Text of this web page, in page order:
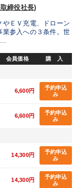
refresh
タイトル）からお探
＆動画20選
」＋健康な社長と
のスピーチ・話材
締役社長)
やＥＶ充電、ドローン
業参入への３条件。世
会員価格 購 入
6,600円
予約申込
み
6,600円
予約申込
み
14,300円
予約申込
み
14,300円
予約申込
み